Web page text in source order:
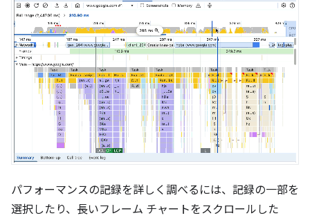
パフォーマンスの記録を詳しく調べるには、記録の一部を
選択したり、長いフレーム チャートをスクロールした